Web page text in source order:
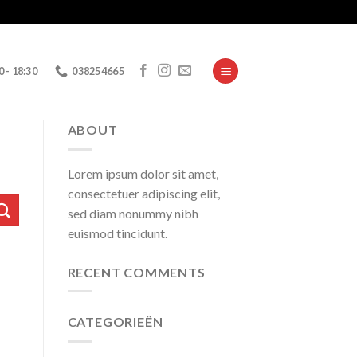
- 18:30 038254665
ABOUT
Lorem ipsum dolor sit amet,
consectetuer adipiscing elit,
sed diam nonummy nibh
euismod tincidunt.
RECENT COMMENTS
CATEGORIEËN